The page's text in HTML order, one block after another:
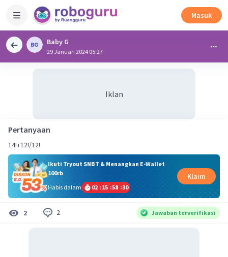
Masuk
Baby G
29 Januari 2024 05:27
Iklan
Pertanyaan
14!+12!/12!
Ikuti Tryout SNBT & Menangkan E-Wallet
100rb
Habis dalam
02 :15 :58 :30
Klaim
2 2 Jawaban terverifikasi